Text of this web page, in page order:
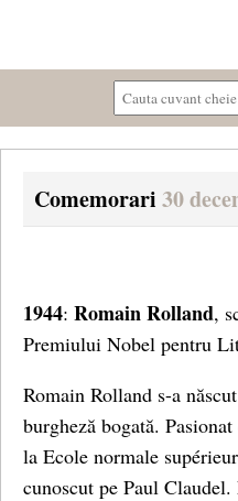
Comemorari 30
1944: Romain Rolland,
Premiului Nobel pentru
Romain Rolland s-a
burgheză bogată.
la Ecole normale
cunoscut pe Paul